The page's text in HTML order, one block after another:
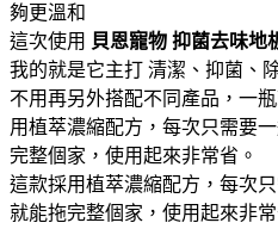
夠更溫和
這次使用 貝恩寵物 抑菌去味地
我的就是它主打 清潔、抑菌、
不用再另外搭配不同產品，一
用植萃濃縮配方，每次只需要
完整個家，使用起來非常省。
這款採用植萃濃縮配方，每次
就能拖完整個家，使用起來非常